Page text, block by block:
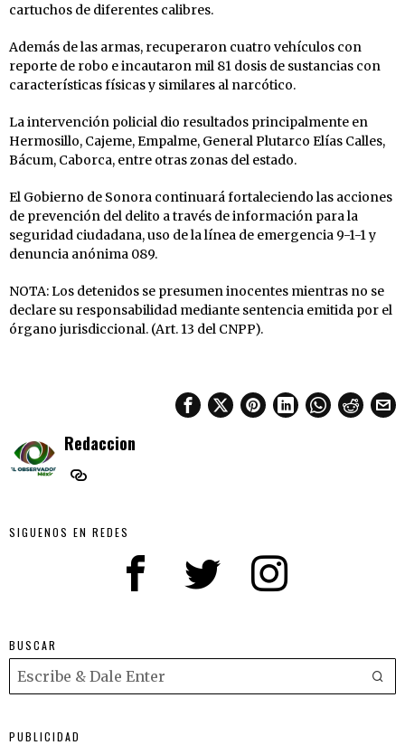
cartuchos de diferentes calibres.
Además de las armas, recuperaron cuatro vehículos con
reporte de robo e incautaron mil 81 dosis de sustancias con
características físicas y similares al narcótico.
La intervención policial dio resultados principalmente en
Hermosillo, Cajeme, Empalme, General Plutarco Elías Calles,
Bácum, Caborca, entre otras zonas del estado.
El Gobierno de Sonora continuará fortaleciendo las acciones
de prevención del delito a través de información para la
seguridad ciudadana, uso de la línea de emergencia 9-1-1 y
denuncia anónima 089.
NOTA: Los detenidos se presumen inocentes mientras no se
declare su responsabilidad mediante sentencia emitida por el
órgano jurisdiccional. (Art. 13 del CNPP).
Redaccion
SIGUENOS EN REDES
BUSCAR
PUBLICIDAD